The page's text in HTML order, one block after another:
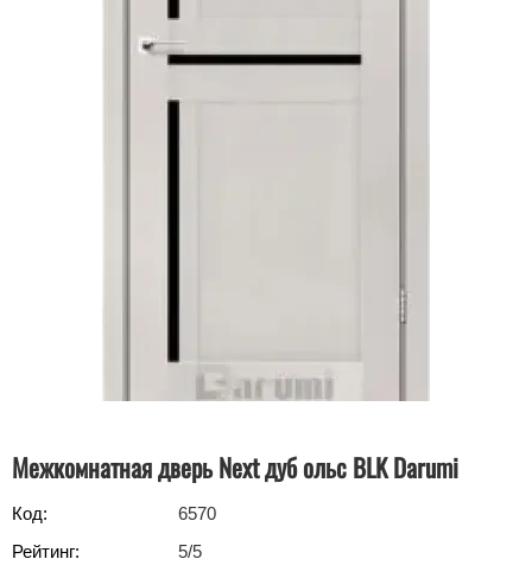
Межкомнатная дверь Next дуб ольс BLK Darumi
Код:
6570
Рейтинг:
5/5